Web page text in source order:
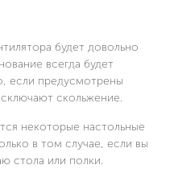
будет довольно
всегда будет
если предусмотрены
скольжение.
некоторые настольные
в том случае, если вы
стола или полки.